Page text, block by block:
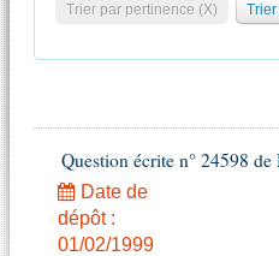
Trier par pertinence (X)
Question écrite n° 24598
Date de
dépôt :
01/02/1999